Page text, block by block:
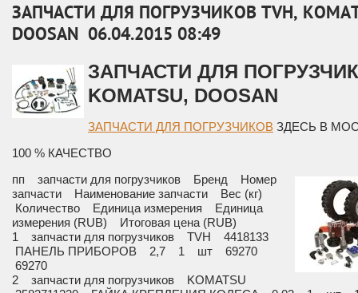
ЗАПЧАСТИ ДЛЯ ПОГРУЗЧИКОВ TVH,
DOOSAN 06.04.2015 08:49
ЗАПЧАСТИ ДЛЯ
KOMATSU, DOOSAN
ЗАПЧАСТИ ДЛЯ ПОГРУЗЧИКОВ ЗДЕСЬ В
100 % КАЧЕСТВО
пп запчасти для погрузчиков Бренд Номер
запчасти Наименование запчасти Вес (кг)
Количество Единица измерения Единица
измерения (RUB) Итоговая цена (RUB)
1 запчасти для погрузчиков TVH 4418133
ПАНЕЛЬ ПРИБОРОВ 2,7 1 шт 69270
69270
2 запчасти для погрузчиков KOMATSU